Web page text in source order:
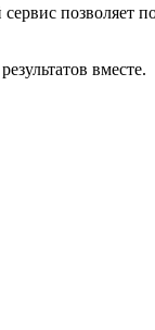
позволяет
вместе.